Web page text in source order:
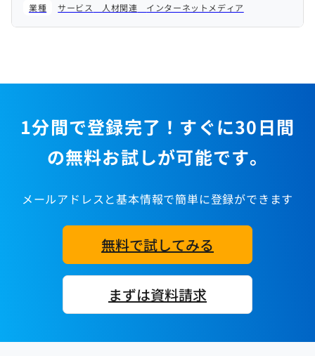
業種
サービス 人材関連 インターネットメディア
1分間で登録完了！すぐに30日間
の無料お試しが可能です。
メールアドレスと基本情報で簡単に登録ができます
無料で試してみる
まずは資料請求